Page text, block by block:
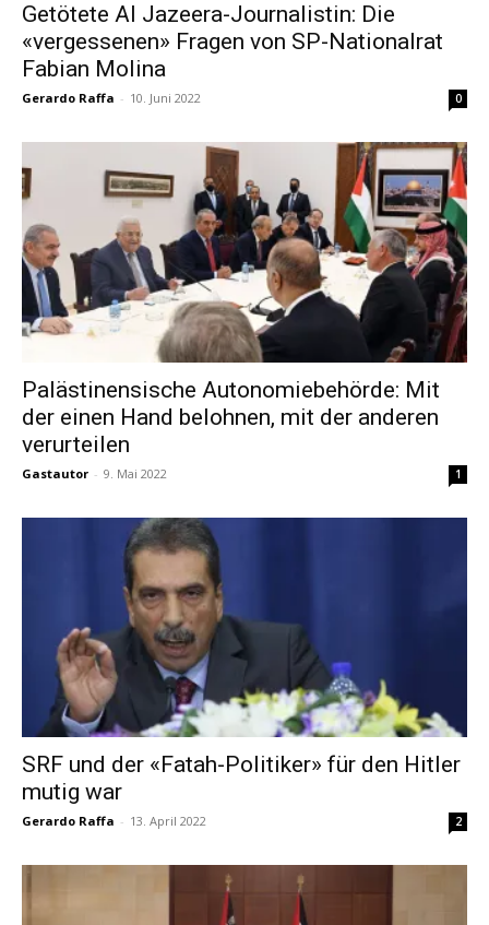
Getötete Al Jazeera-Journalistin: Die
«vergessenen» Fragen von SP-Nationalrat
Fabian Molina
Gerardo Raffa - 10. Juni 2022 0
Palästinensische Autonomiebehörde: Mit
der einen Hand belohnen, mit der anderen
verurteilen
Gastautor - 9. Mai 2022 1
SRF und der «Fatah-Politiker» für den Hitler
mutig war
Gerardo Raffa - 13. April 2022 2